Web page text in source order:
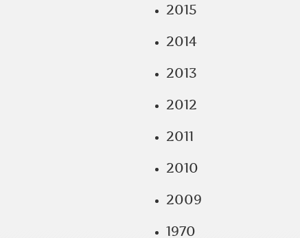
2015
2014
2013
2012
2011
2010
2009
1970